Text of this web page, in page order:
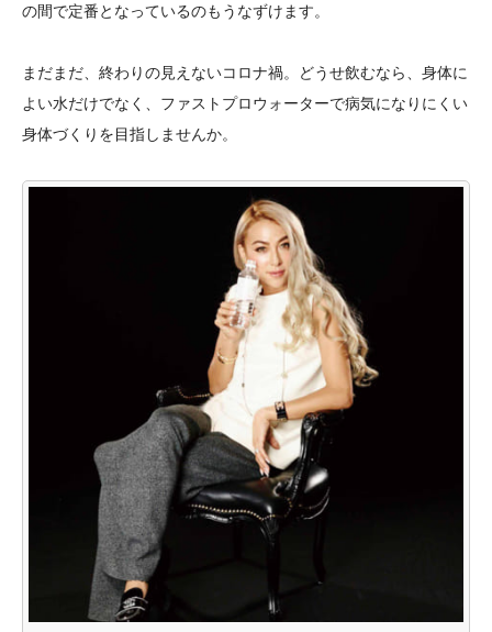
の間で定番となっているのもうなずけます。
まだまだ、終わりの見えないコロナ禍。どうせ飲むなら、身体に
よい水だけでなく、ファストプロウォーターで病気になりにくい
身体づくりを目指しませんか。